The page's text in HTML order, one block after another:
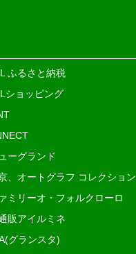
ふるさと納税
ショッピング
ーグランド
、オートグラフ コレクション
ミリーオ・フォルクローロ
販アイルミネ
グランスタ)